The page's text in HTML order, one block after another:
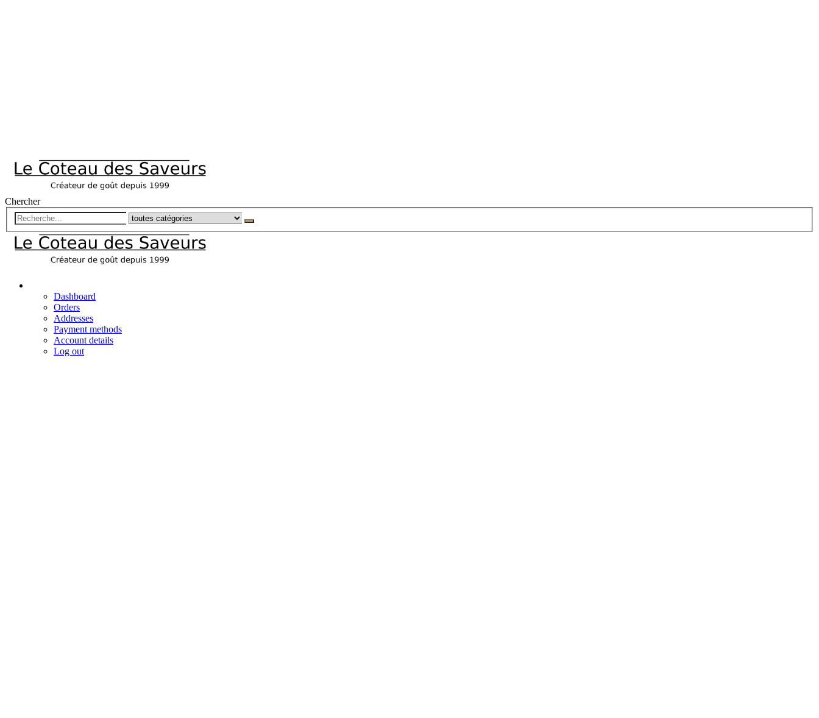
Chercher
Dashboard
Orders
Addresses
Payment methods
Account details
Log out